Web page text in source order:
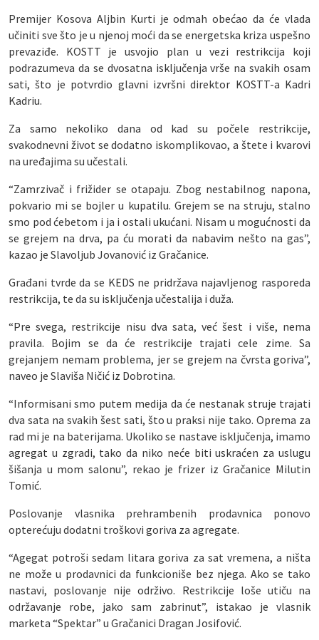
Premijer Kosova Aljbin Kurti je odmah obećao da će vlada
učiniti sve što je u njenoj moći da se energetska kriza uspešno
prevaziđe. KOSTT je usvojio plan u vezi restrikcija koji
podrazumeva da se dvosatna isključenja vrše na svakih osam
sati, što je potvrdio glavni izvršni direktor KOSTT-a Kadri
Kadriu.
Za samo nekoliko dana od kad su počele restrikcije,
svakodnevni život se dodatno iskomplikovao, a štete i kvarovi
na uređajima su učestali.
“Zamrzivač i frižider se otapaju. Zbog nestabilnog napona,
pokvario mi se bojler u kupatilu. Grejem se na struju, stalno
smo pod ćebetom i ja i ostali ukućani. Nisam u mogućnosti da
se grejem na drva, pa ću morati da nabavim nešto na gas”,
kazao je Slavoljub Jovanović iz Gračanice.
Građani tvrde da se KEDS ne pridržava najavljenog rasporeda
restrikcija, te da su isključenja učestalija i duža.
“Pre svega, restrikcije nisu dva sata, već šest i više, nema
pravila. Bojim se da će restrikcije trajati cele zime. Sa
grejanjem nemam problema, jer se grejem na čvrsta goriva”,
naveo je Slaviša Ničić iz Dobrotina.
“Informisani smo putem medija da će nestanak struje trajati
dva sata na svakih šest sati, što u praksi nije tako. Oprema za
rad mi je na baterijama. Ukoliko se nastave isključenja, imamo
agregat u zgradi, tako da niko neće biti uskraćen za uslugu
šišanja u mom salonu”, rekao je frizer iz Gračanice Milutin
Tomić.
Poslovanje vlasnika prehrambenih prodavnica ponovo
opterećuju dodatni troškovi goriva za agregate.
“Agegat potroši sedam litara goriva za sat vremena, a ništa
ne može u prodavnici da funkcioniše bez njega. Ako se tako
nastavi, poslovanje nije održivo. Restrikcije loše utiču na
održavanje robe, jako sam zabrinut”, istakao je vlasnik
marketa “Spektar” u Gračanici Dragan Josifović.